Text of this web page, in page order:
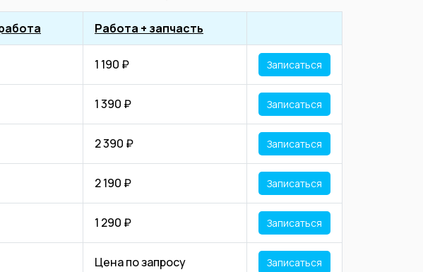
Работа + запчасть
1 190 ₽ Записаться
1 390 ₽ Записаться
2 390 ₽ Записаться
2 190 ₽ Записаться
1 290 ₽ Записаться
Цена по запросу Записаться